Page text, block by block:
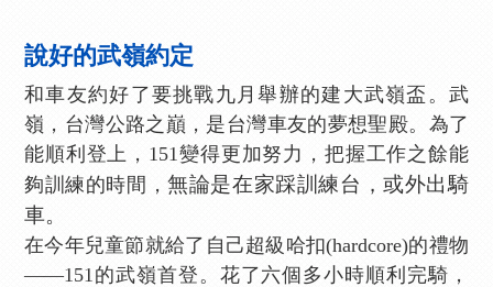
說好的武嶺約定
和車友約好了要挑戰九月舉辦的建大武嶺盃。武
嶺，台灣公路之巔，是台灣車友的夢想聖殿。為了
能順利登上，151變得更加努力，把握工作之餘能
夠訓練的時間，無論是在家踩訓練台，或外出騎
車。
在今年兒童節就給了自己超級哈扣(hardcore)的禮物
——151的武嶺首登。花了六個多小時順利完騎，